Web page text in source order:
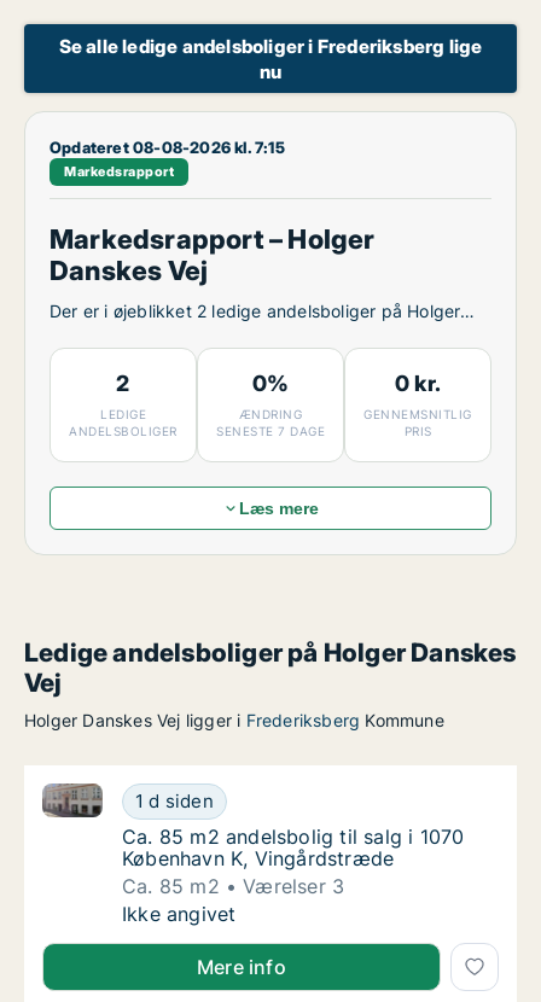
Se alle ledige andelsboliger i Frederiksberg lige
nu
Opdateret 08-08-2026 kl. 7:15
Markedsrapport
Markedsrapport – Holger
Danskes Vej
Der er i øjeblikket 2 ledige andelsboliger på Holger
2
LEDIGE
ANDELSBOLIGER
0%
ÆNDRING
SENESTE 7 DAGE
0 kr.
GENNEMSNITLIG
PRIS
Læs mere
Ledige andelsboliger på Holger Danskes
Vej
Holger Danskes Vej ligger i Frederiksberg Kommune
Ca. 85 m2 andelsbolig til salg i 1070
1 d siden
Ca. 85 m2 andelsbolig til salg i 1070 København K,
Ca. 85 m2 andelsbolig til salg i 1070
Ca. 85 m2 andelsbolig til salg i 1070
København K, Vingårdstræde
Ca. 85 m2
Værelser 3
Ca. 85 m2 andelsbolig til salg i 1070
Ikke angivet
Mere info